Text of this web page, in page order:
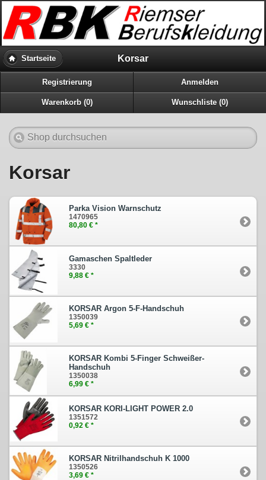
Startseite Korsar
Registrierung Anmelden
Warenkorb (0) Wunschliste (0)
Korsar
Parka Vision Warnschutz
1470965
80,80 € *
Gamaschen Spaltleder
3330
9,88 € *
KORSAR Argon 5-F-Handschuh
1350039
5,69 € *
KORSAR Kombi 5-Finger Schweißer-
Handschuh
1350038
6,99 € *
KORSAR KORI-LIGHT POWER 2.0
1351572
0,92 € *
KORSAR Nitrilhandschuh K 1000
1350526
3,69 € *